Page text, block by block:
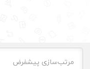
مرتب‌سازی پیشفرض